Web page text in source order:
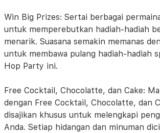
Win Big Prizes: Sertai berbagai
untuk memperebutkan hadiah-hadiah
menarik. Suasana semakin memanas
untuk membawa pulang hadiah-hadiah
Hop Party ini.
Free Cocktail, Chocolatte, dan Cake:
dengan Free Cocktail, Chocolatte, dan
disajikan khusus untuk melengkapi
Anda. Setiap hidangan dan minuman